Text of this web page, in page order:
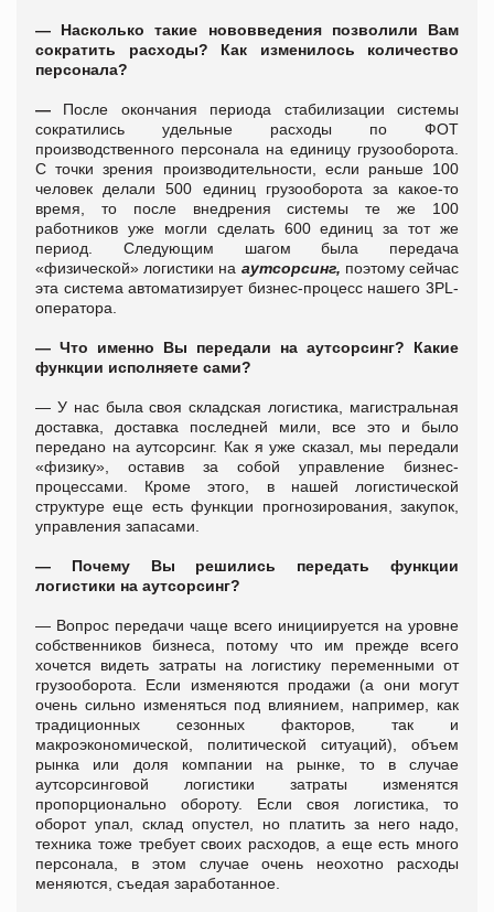
— Насколько такие нововведения позволили Вам
сократить расходы? Как изменилось количество
персонала?
— После окончания периода стабилизации системы
сократились удельные расходы по ФОТ
производственного персонала на единицу грузооборота.
С точки зрения производительности, если раньше 100
человек делали 500 единиц грузооборота за какое-то
время, то после внедрения системы те же 100
работников уже могли сделать 600 единиц за тот же
период. Следующим шагом была передача
«физической» логистики на аутсорсинг, поэтому сейчас
эта система автоматизирует бизнес-процесс нашего 3PL-
оператора.
— Что именно Вы передали на аутсорсинг? Какие
функции исполняете сами?
— У нас была своя складская логистика, магистральная
доставка, доставка последней мили, все это и было
передано на аутсорсинг. Как я уже сказал, мы передали
«физику», оставив за собой управление бизнес-
процессами. Кроме этого, в нашей логистической
структуре еще есть функции прогнозирования, закупок,
управления запасами.
— Почему Вы решились передать функции
логистики на аутсорсинг?
— Вопрос передачи чаще всего инициируется на уровне
собственников бизнеса, потому что им прежде всего
хочется видеть затраты на логистику переменными от
грузооборота. Если изменяются продажи (а они могут
очень сильно изменяться под влиянием, например, как
традиционных сезонных факторов, так и
макроэкономической, политической ситуаций), объем
рынка или доля компании на рынке, то в случае
аутсорсинговой логистики затраты изменятся
пропорционально обороту. Если своя логистика, то
оборот упал, склад опустел, но платить за него надо,
техника тоже требует своих расходов, а еще есть много
персонала, в этом случае очень неохотно расходы
меняются, съедая заработанное.